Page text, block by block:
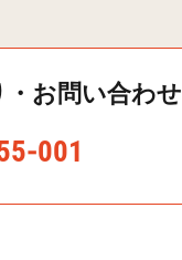
・お問い合わせ
001